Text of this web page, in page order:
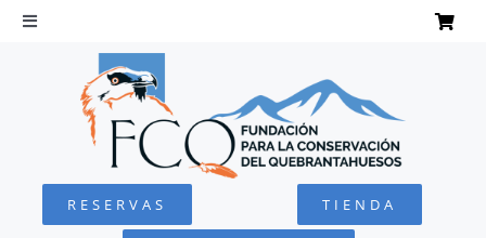
Saltar
Toggle
Navigation
QUEBRANTAHUESOS
FUNDACIÓN
RESERVAS TIENDA